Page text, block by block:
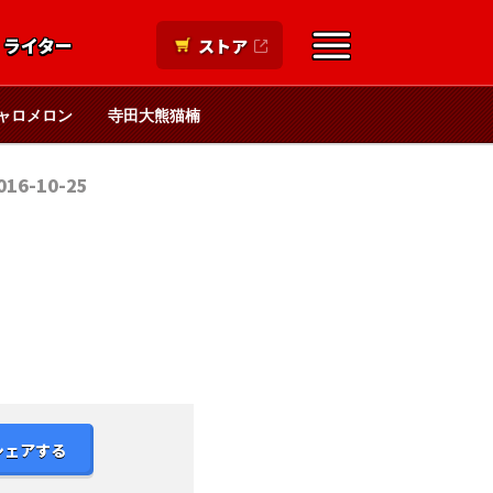
ライター ストア
ロメロン 寺田大熊猫楠
10-25
ェアする